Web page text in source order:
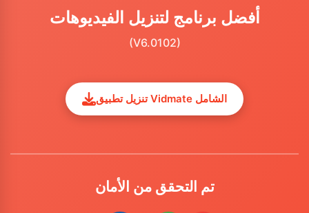
أفضل برنامج لتنزيل الفيديوهات
(V6.0102)
تنزيل تطبيق Vidmate الشامل
تم التحقق من الأمان